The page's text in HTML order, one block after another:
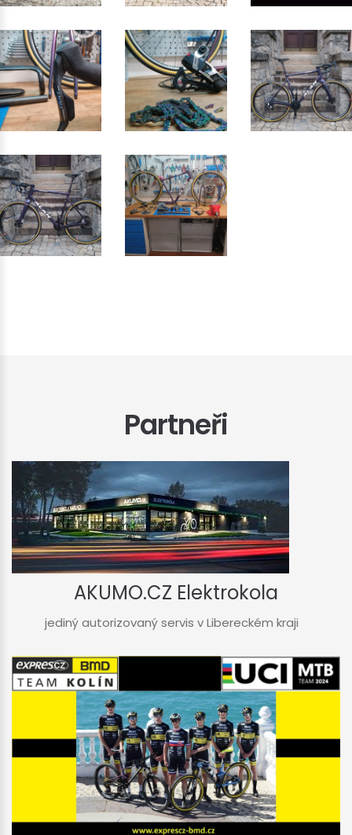
Partneři
AKUMO.CZ Elektrokola
jediný autorizovaný servis v Libereckém kraji